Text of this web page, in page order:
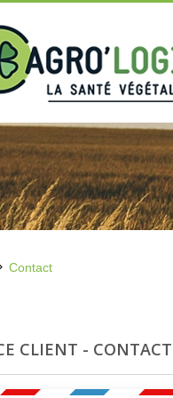
Contact
CLIENT -